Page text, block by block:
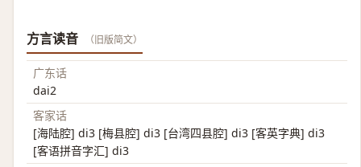
方言读音 （旧版简文）
广东话
dai2
客家话
[海陆腔] di3 [梅县腔] di3 [台湾四县腔] di3 [客英字典] di3
[客语拼音字汇] di3